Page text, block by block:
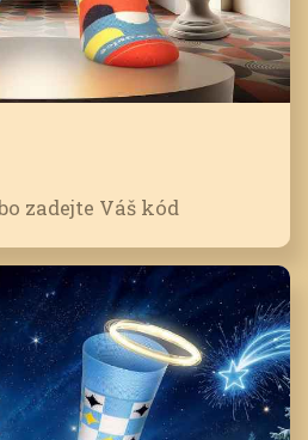
zadejte Váš kód